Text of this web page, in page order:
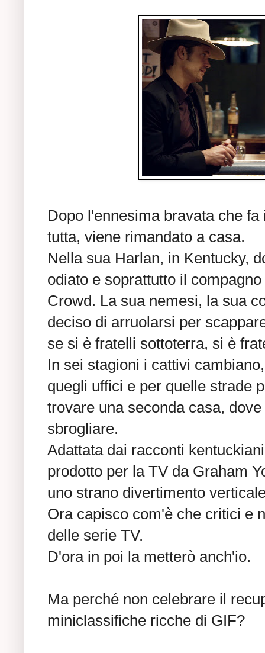
Dopo l'ennesima bravata che
tutta, viene rimandato a casa.
Nella sua Harlan, in Kentucky,
odiato e soprattutto il
Crowd. La sua nemesi, la sua
deciso di arruolarsi per
se si è fratelli sottoterra, si è
In sei stagioni i cattivi
quegli uffici e per quelle strade
trovare una seconda casa,
sbrogliare.
Adattata dai racconti
prodotto per la TV da Graham
uno strano divertimento
Ora capisco com'è che critici e
delle serie TV.
D'ora in poi la metterò anch'io.
Ma perché non celebrare il
miniclassifiche ricche di GIF?